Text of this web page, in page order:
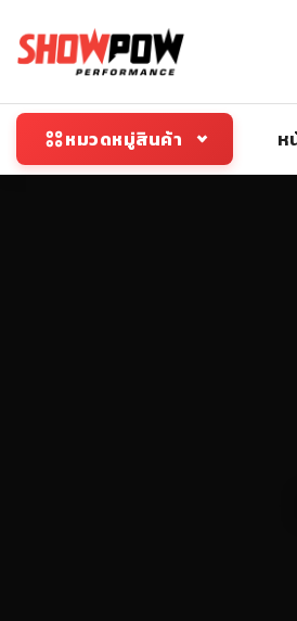
หมวดหมู่สินค้า ห